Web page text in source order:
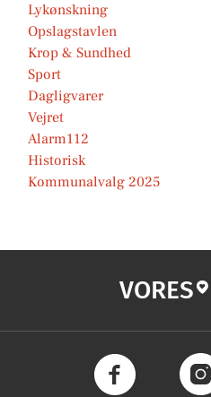
Lykønskning
Opslagstavlen
Krop & Sundhed
Sport
Dagligvarer
Vejret
Alarm112
Historisk
Kommunalvalg 2025
VORES